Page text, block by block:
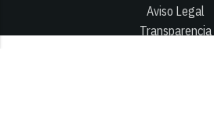
Aviso Legal
Transparencia